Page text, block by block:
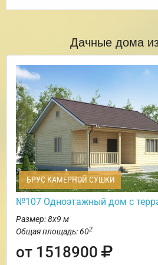
Дачные дома
БРУС КАМЕРНОЙ СУШКИ
№107 Одноэтажный дом с
Размер: 8х9 м
Общая площадь: 602
от 1518900